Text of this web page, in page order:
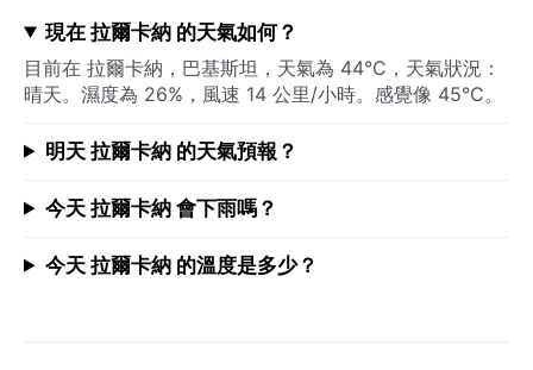
現在 拉爾卡納 的天氣如何？
目前在 拉爾卡納，巴基斯坦，天氣為 44°C，天氣狀況：
晴天。濕度為 26%，風速 14 公里/小時。感覺像 45°C。
明天 拉爾卡納 的天氣預報？
今天 拉爾卡納 會下雨嗎？
今天 拉爾卡納 的溫度是多少？